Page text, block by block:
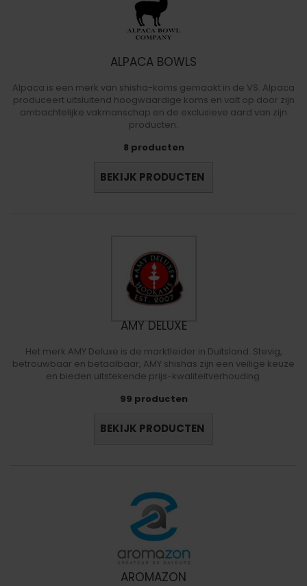
ALPACA BOWLS
Alpaca is een merk van shisha-koms gemaakt in de VS. Alpaca
produceert uitsluitend hoogwaardige koms en valt op door zijn
ambachtelijke vakmanschap en de exclusieve aard van zijn
producten.
8 producten
BEKIJK PRODUCTEN
AMY DELUXE
Het merk AMY Deluxe is de marktleider in Duitsland. Stevig,
betrouwbaar en betaalbaar, AMY shishas zijn een veilige keuze
en bieden uitstekende prijs-kwaliteitverhouding.
99 producten
BEKIJK PRODUCTEN
AROMAZON